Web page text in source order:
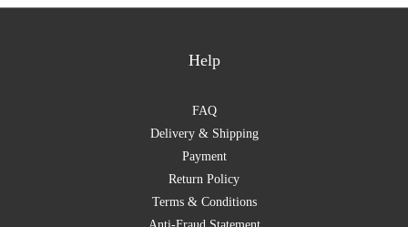
Help
FAQ
Delivery & Shipping
Payment
Return Policy
Terms & Conditions